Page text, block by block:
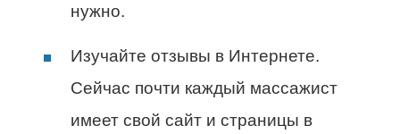
нужно.
Изучайте отзывы в Интернете.
Сейчас почти каждый массажист
имеет свой сайт и страницы в